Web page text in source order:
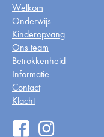
Welkom
Onderwijs
Kinderopvang
Ons team
Betrokkenheid
Informatie
Contact
Klacht